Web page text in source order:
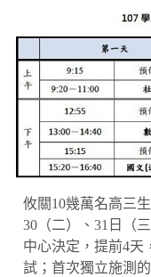
攸關10幾萬名高三
30（二）、31日（
中心決定，提前4天
試；首次獨立施測